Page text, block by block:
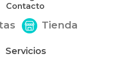
Contacto
Tienda
Servicios